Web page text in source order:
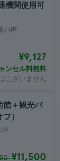
機関使用可
の声
¥9,127
ンセル料無料
ございません
館＋観光バ
）
声
¥11,500